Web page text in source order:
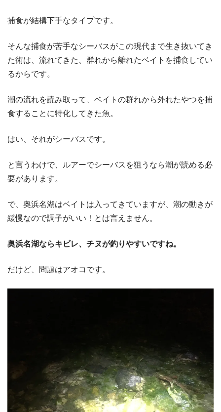
捕食が結構下手なタイプです。
そんな捕食が苦手なシーバスがこの現代まで生き抜いてき
た術は、流れてきた、群れから離れたベイトを捕食してい
るからです。
潮の流れを読み取って、ベイトの群れから外れたやつを捕
食することに特化してきた魚。
はい、それがシーバスです。
と言うわけで、ルアーでシーバスを狙うなら潮が読める必
要があります。
で、奥浜名湖はベイトは入ってきていますが、潮の動きが
緩慢なので調子がいい！とは言えません。
奥浜名湖ならキビレ、チヌが釣りやすいですね。
だけど、問題はアオコです。